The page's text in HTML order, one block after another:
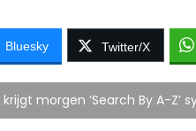
Bluesky Twitter/X
morgen ‘Search By A-Z’